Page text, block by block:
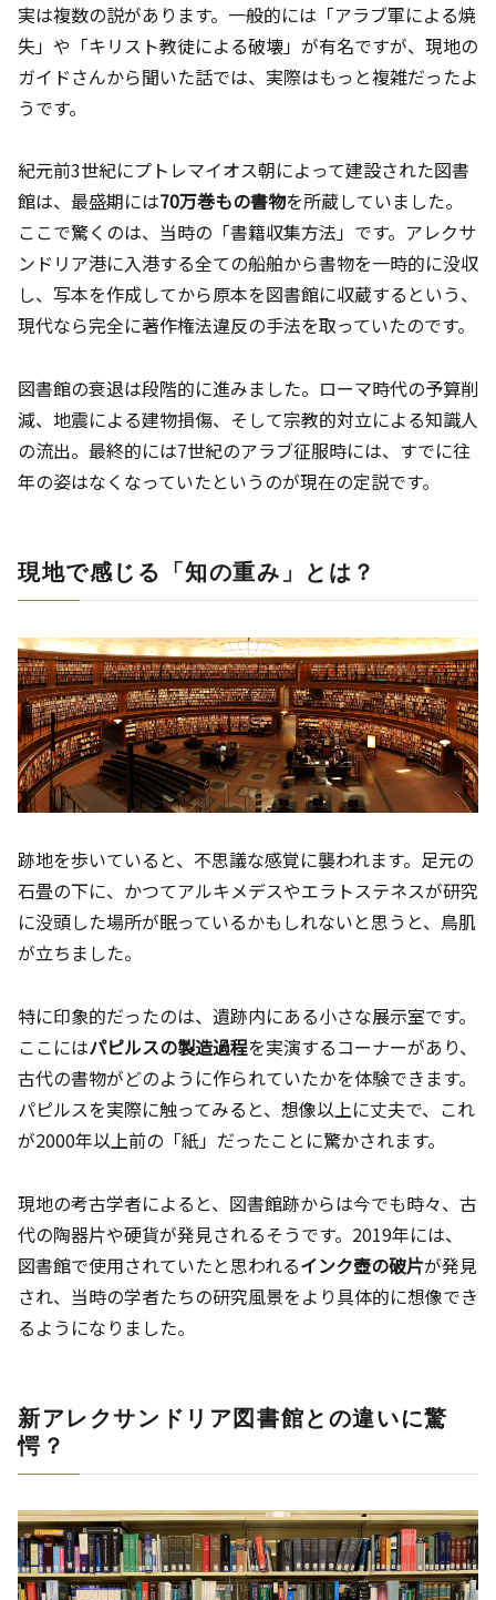
実は複数の説があります。一般的には「アラブ軍による焼
失」や「キリスト教徒による破壊」が有名ですが、現地の
ガイドさんから聞いた話では、実際はもっと複雑だったよ
うです。
紀元前3世紀にプトレマイオス朝によって建設された図書
館は、最盛期には70万巻もの書物を所蔵していました。
ここで驚くのは、当時の「書籍収集方法」です。アレクサ
ンドリア港に入港する全ての船舶から書物を一時的に没収
し、写本を作成してから原本を図書館に収蔵するという、
現代なら完全に著作権法違反の手法を取っていたのです。
図書館の衰退は段階的に進みました。ローマ時代の予算削
減、地震による建物損傷、そして宗教的対立による知識人
の流出。最終的には7世紀のアラブ征服時には、すでに往
年の姿はなくなっていたというのが現在の定説です。
現地で感じる「知の重み」とは？
跡地を歩いていると、不思議な感覚に襲われます。足元の
石畳の下に、かつてアルキメデスやエラトステネスが研究
に没頭した場所が眠っているかもしれないと思うと、鳥肌
が立ちました。
特に印象的だったのは、遺跡内にある小さな展示室です。
ここにはパピルスの製造過程を実演するコーナーがあり、
古代の書物がどのように作られていたかを体験できます。
パピルスを実際に触ってみると、想像以上に丈夫で、これ
が2000年以上前の「紙」だったことに驚かされます。
現地の考古学者によると、図書館跡からは今でも時々、古
代の陶器片や硬貨が発見されるそうです。2019年には、
図書館で使用されていたと思われるインク壺の破片が発見
され、当時の学者たちの研究風景をより具体的に想像でき
るようになりました。
新アレクサンドリア図書館との違いに驚
愕？